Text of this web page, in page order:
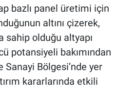
bazlı panel üretimi için
altını çizerek,
sahip olduğu altyapı
potansiyeli bakımından
Sanayi Bölgesi’nde yer
kararlarında etkili